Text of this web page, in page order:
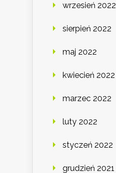
wrzesień 2022
sierpień 2022
maj 2022
kwiecień 2022
marzec 2022
luty 2022
styczeń 2022
grudzień 2021